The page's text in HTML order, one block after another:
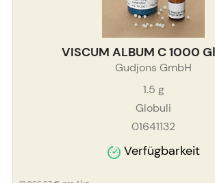
VISCUM ALBUM C 1000
Gudjons GmbH
1.5 g
Globuli
01641132
Verfügbarkeit